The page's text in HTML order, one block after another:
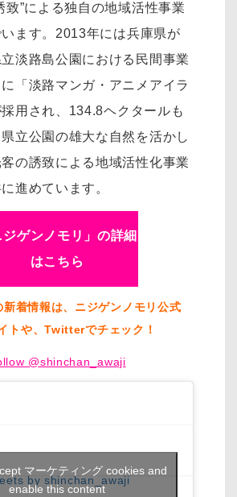
致”による独自の地域活性事業
ます。2013年には兵庫県が
淡路島公園における民間事業
「淡路マンガ・アニメアイラ
用され、134.8ヘクタールも
立公園の雄大な自然を活かし
の誘致による地域活性化事業
進めています。
ジゲンノモリ」の詳細
はこちら
新着情報は、ニジゲンノモリ公式
トや、Twitterでチェック！
@shinchan_awaji
by shinchan_awaji
マーケティング cookies and
enable this content